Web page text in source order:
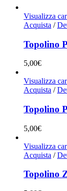
Visualizza
Acquista /
Topolino
5,00€
Visualizza
Acquista /
Topolino
5,00€
Visualizza
Acquista /
Topolino